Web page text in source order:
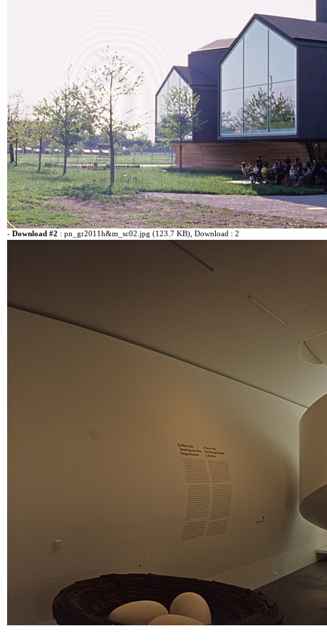
- Download #2 : pn_gr2011h&m_sc02.jpg (123.7 KB) , Download : 2